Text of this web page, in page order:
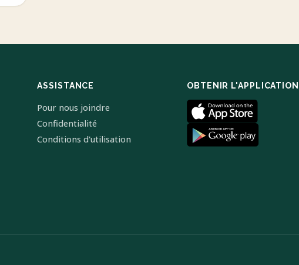
ASSISTANCE
Pour nous joindre
Confidentialité
Conditions d'utilisation
OBTENIR L'APPLICATION